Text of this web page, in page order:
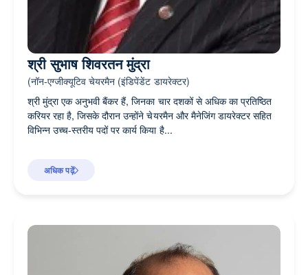
श्री सुभाष शिवरतन मुंद्रा
(नॉन-एग्जीक्यूटिव चेयरमैन (इंडिपेंडेंट डायरेक्टर)
श्री मुंद्रा एक अनुभवी बैंकर हैं, जिनका चार दशकों से अधिक का प्रतिष्ठित
करियर रहा है, जिसके दौरान उन्होंने चेयरमैन और मैनेजिंग डायरेक्‍टर सहित
विभिन्न उच्च-स्तरीय पदों पर कार्य किया है...
अधिक पढ़ें